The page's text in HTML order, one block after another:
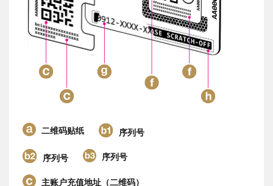
二维码贴纸 序列号
序列号 序列号
主账户充值地址（二维码）